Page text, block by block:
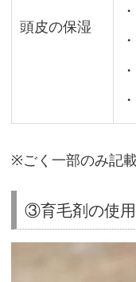
果
せ
使
い
頭皮の保湿
※ごく一部のみ記載
③育毛剤の使